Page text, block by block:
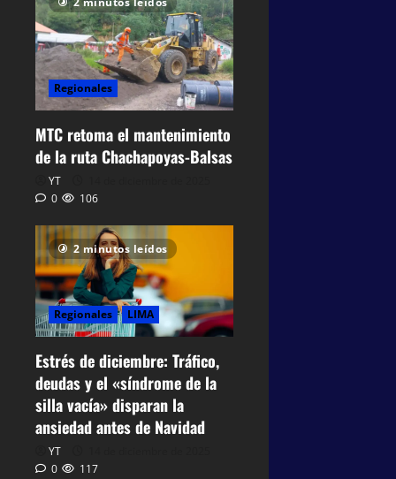
Regionales
MTC retoma el mantenimiento
de la ruta Chachapoyas-Balsas
YT
0
106
2 minutos leídos
Regionales LIMA
Estrés de diciembre: Tráfico,
deudas y el «síndrome de la
silla vacía» disparan la
ansiedad antes de Navidad
YT
0
117